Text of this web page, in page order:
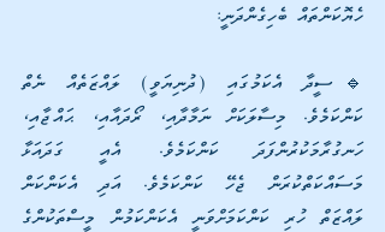
ހެޔޮކަންތައް ބެހިގެންދަނީ:
🔹ސީދާ އެކަމުގައި (ދުނިޔަވީ) ލައްޒަތެއް ނެތް
ހަނގުރާމަކުރުންފަދަ ކަންކަމެވެ. އެއީ ގަދައަޅާ
މަސައްކަތްކުރަން ޖެހޭ ކަންކަމެވެ. އަދި އެކަންކަން